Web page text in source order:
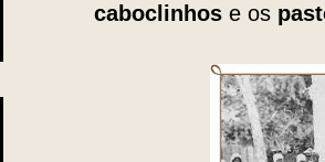
caboclinhos e os